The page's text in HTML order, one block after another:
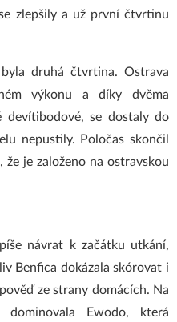
zlepšily a už první čtvrtinu
druhá čtvrtina. Ostrava
výkonu a díky dvěma
devítibodové, se dostaly do
nepustily. Poločas skončil
že je založeno na ostravskou
návrat k začátku utkání,
Benfica dokázala skórovat i
ze strany domácích. Na
Ewodo, která